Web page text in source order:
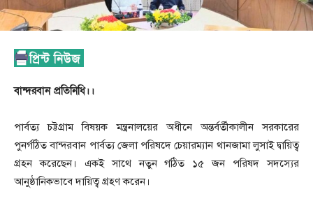
বান্দরবান প্রতিনিধি।।
পার্বত্য চট্টগ্রাম বিষয়ক মন্ত্রনালয়ের অধীনে অন্তর্বর্তীকালীন সরকারের
পুনর্গঠিত বান্দরবান পার্বত্য জেলা পরিষদে চেয়ারম্যান থানজামা লুসাই দ্বায়িত্ব
গ্রহন করেছেন। একই সাথে নতুন গঠিত ১৫ জন পরিষদ সদস্যের
আনুষ্ঠানিকভাবে দায়িত্ব গ্রহণ করেন।